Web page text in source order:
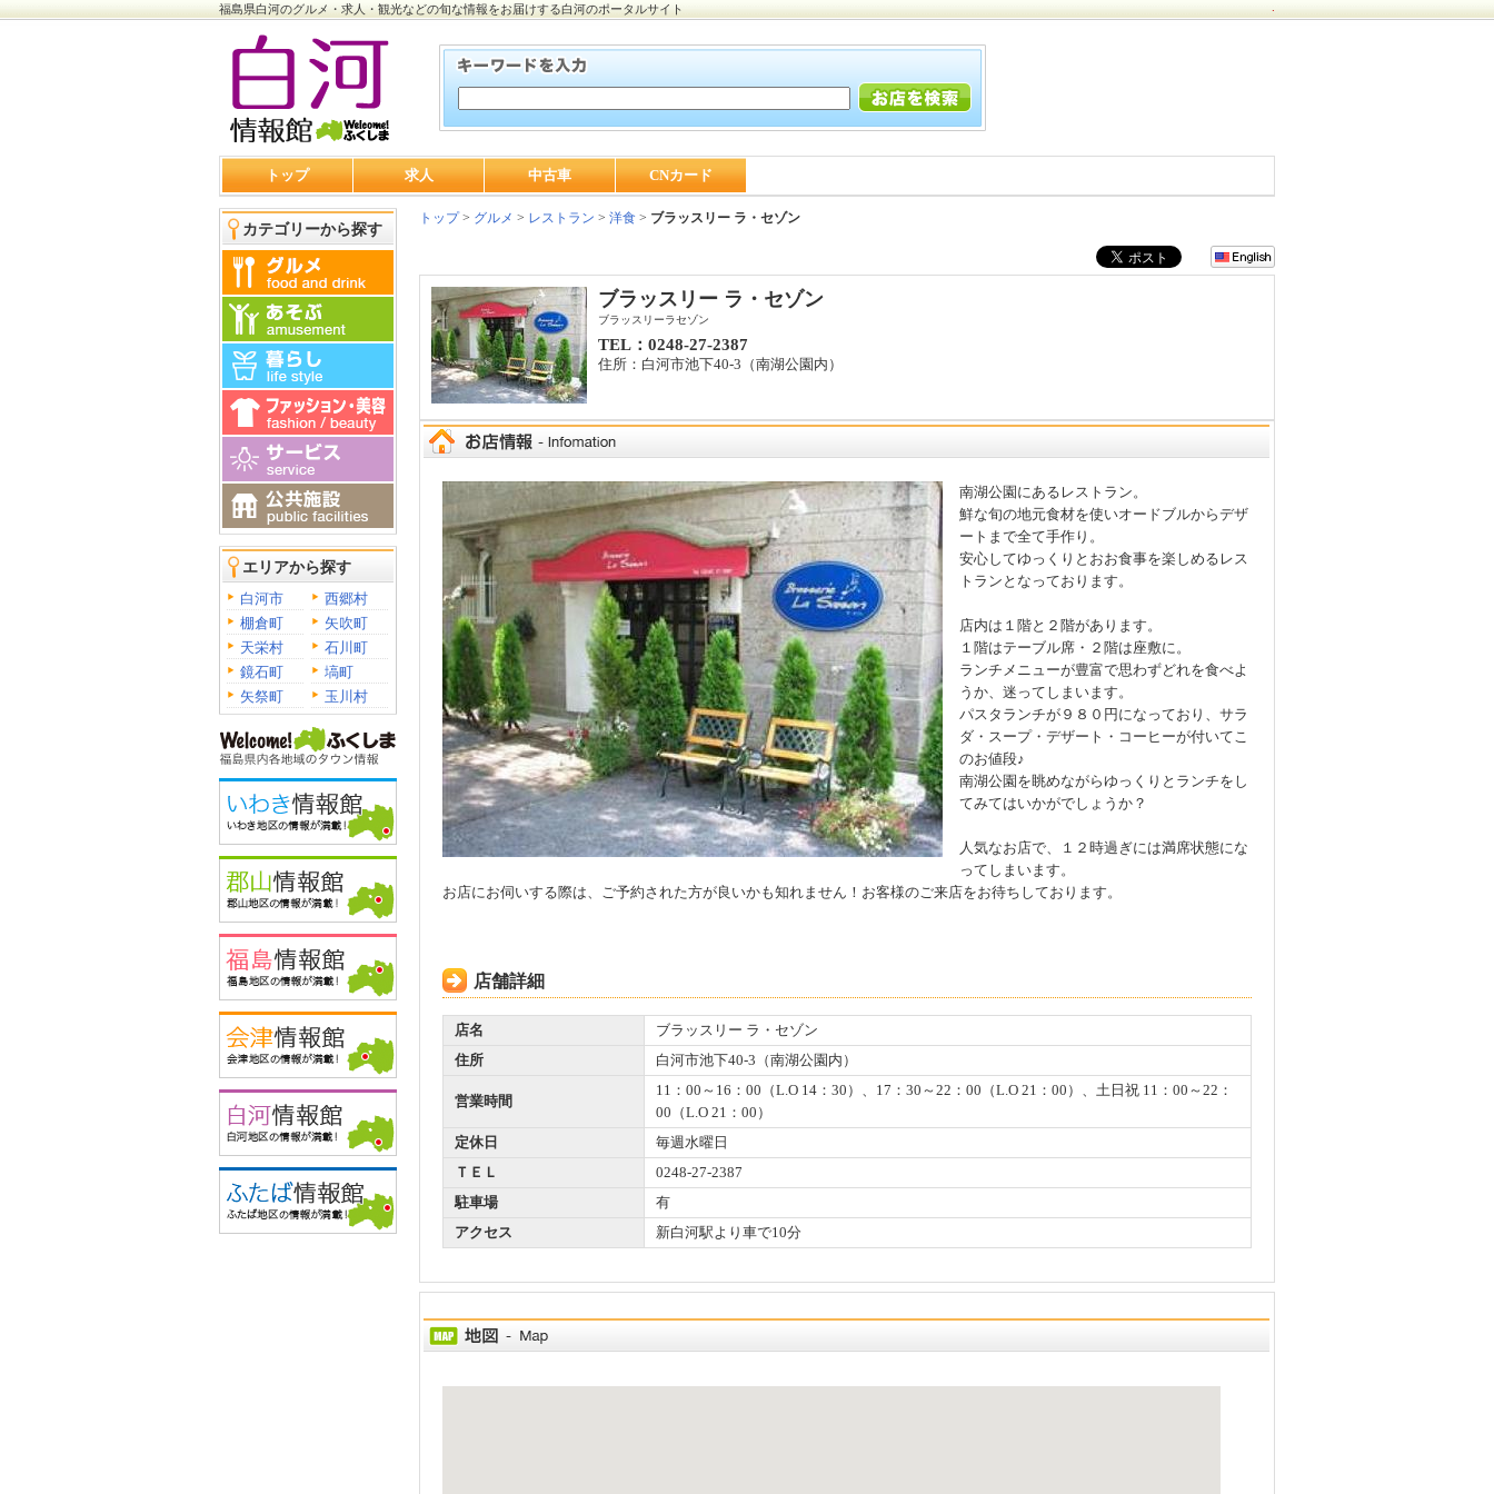
福島県白河のグルメ・求人・観光などの旬な情報をお届けする白河のポータルサイト
トップ 求人 中古車 CNカード
カテゴリーから探す
エリアから探す
白河市
西郷村
棚倉町
矢吹町
天栄村
石川町
鏡石町
塙町
矢祭町
玉川村
トップ> グルメ > レストラン > 洋食 > ブラッスリー ラ・セゾン
ブラッスリー ラ・セゾン
ブラッスリーラセゾン
TEL：0248-27-2387
住所：白河市池下40-3（南湖公園内）
南湖公園にあるレストラン。
鮮な旬の地元食材を使いオードブルからデザ
ートまで全て手作り。
安心してゆっくりとおお食事を楽しめるレス
トランとなっております。
店内は１階と２階があります。
１階はテーブル席・２階は座敷に。
ランチメニューが豊富で思わずどれを食べよ
うか、迷ってしまいます。
パスタランチが９８０円になっており、サラ
ダ・スープ・デザート・コーヒーが付いてこ
のお値段♪
南湖公園を眺めながらゆっくりとランチをし
てみてはいかがでしょうか？
人気なお店で、１２時過ぎには満席状態にな
ってしまいます。
お店にお伺いする際は、ご予約された方が良いかも知れません！お客様のご来店をお待ちしております。
店舗詳細
店名
ブラッスリー ラ・セゾン
住所
白河市池下40-3（南湖公園内）
営業時間
11：00～16：00（L.O 14：30）、17：30～22：00（L.O 21：00）、土日祝 11：00～22：
00（L.O 21：00）
定休日
毎週水曜日
ＴＥＬ
0248-27-2387
駐車場
有
アクセス
新白河駅より車で10分